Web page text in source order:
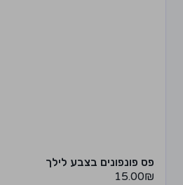
פס פונפונים בצבע לילך
15.00₪